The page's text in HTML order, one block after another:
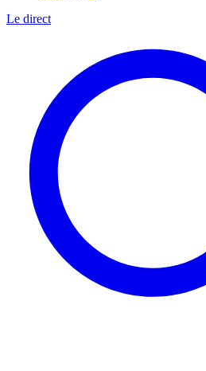
Le direct